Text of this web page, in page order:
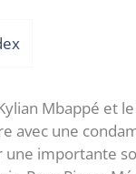
Mbappé et
avec une
une importante